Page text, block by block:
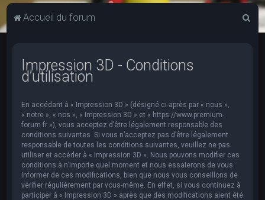
Accueil du forum
Impression 3D - Conditions
d’utilisation
En accédant à « Impression 3D » (désigné ci-après par « nous »,
« notre », « nos », « Impression 3D » et « https://www.premium-
forum.fr »), vous acceptez d’être légalement responsable des
conditions suivantes. Si vous n’acceptez pas d’être légalement
responsable de toutes les conditions suivantes, veuillez ne pas
utiliser et accéder à « Impression 3D ». Nous pouvons modifier ces
conditions à n’importe quel moment et nous essaierons de vous
informer de ces modifications, bien que nous vous conseillons de
vérifier régulièrement par vous-même. En effet, si vous continuez à
participer à « Impression 3D » après que des modifications aient été